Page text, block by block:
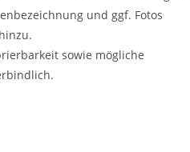
und ggf. Fotos
sowie mögliche